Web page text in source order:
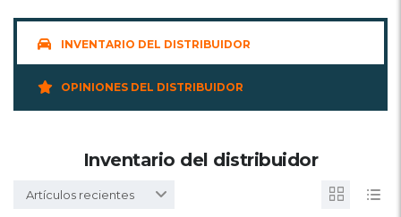
INVENTARIO DEL DISTRIBUIDOR
OPINIONES DEL DISTRIBUIDOR
Inventario del distribuidor
Artículos recientes